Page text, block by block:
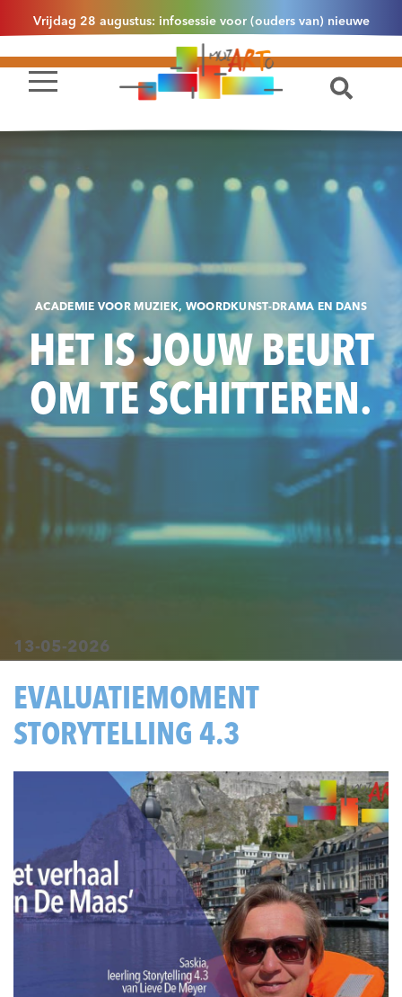
Vrijdag 28 augustus: infosessie voor (ouders van) nieuwe
leerlingen 2.1 om 13u30 in Essen
HET IS JOUW BEURT
OM TE SCHITTEREN.
ACADEMIE VOOR MUZIEK, WOORDKUNST-DRAMA EN DANS
13-05-2026
EVALUATIEMOMENT
STORYTELLING 4.3